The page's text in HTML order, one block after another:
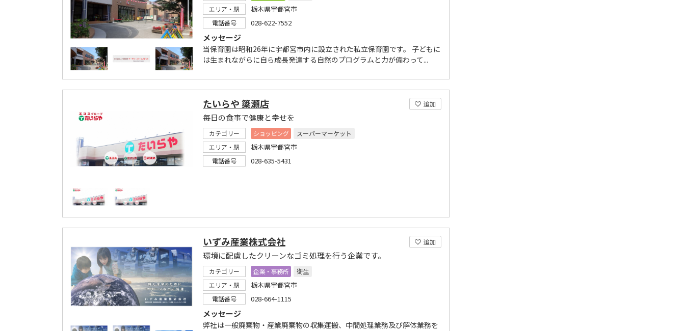
エリア・駅
栃木県宇都宮市
電話番号 028-622-7552
メッセージ
当保育園は昭和26年に宇都宮市内に設立された私立保育園です。 子どもに
は生まれながらに自ら成長発達する自然のプログラムと力が備わって...
追加
たいらや 簗瀬店
毎日の食事で健康と幸せを
カテゴリー ショッピング
スーパーマーケット
エリア・駅
栃木県宇都宮市
電話番号 028-635-5431
追加
いずみ産業株式会社
環境に配慮したクリーンなゴミ処理を行う企業です。
カテゴリー 企業・事務所
衛生
エリア・駅
栃木県宇都宮市
電話番号 028-664-1115
メッセージ
弊社は一般廃棄物・産業廃棄物の収集運搬、中間処理業務及び解体業務を